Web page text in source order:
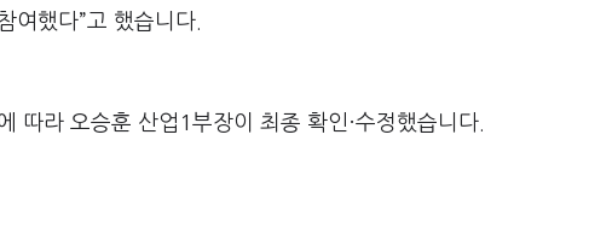
여했다”고 했습니다.
따라 오승훈 산업1부장이 최종 확인·수정했습니다.